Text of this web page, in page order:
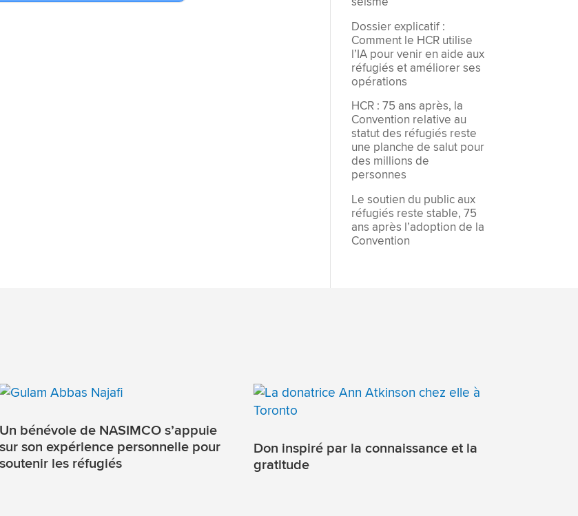
Dossier explicatif :
Comment le HCR utilise
l’IA pour venir en aide aux
réfugiés et améliorer ses
opérations
HCR : 75 ans après, la
Convention relative au
statut des réfugiés reste
une planche de salut pour
des millions de
personnes
Le soutien du public aux
réfugiés reste stable, 75
ans après l’adoption de la
Convention
Un bénévole de NASIMCO s’appuie
sur son expérience personnelle pour
soutenir les réfugiés
Don inspiré par la connaissance et la
gratitude